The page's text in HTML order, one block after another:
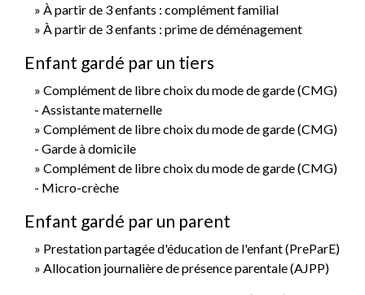
À partir de 3 enfants : complément familial
À partir de 3 enfants : prime de déménagement
Enfant gardé par un tiers
Complément de libre choix du mode de garde (CMG)
- Assistante maternelle
Complément de libre choix du mode de garde (CMG)
- Garde à domicile
Complément de libre choix du mode de garde (CMG)
- Micro-crèche
Enfant gardé par un parent
Prestation partagée d'éducation de l'enfant (PreParE)
Allocation journalière de présence parentale (AJPP)